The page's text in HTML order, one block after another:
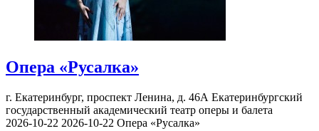
Опера «Русалка»
г. Екатеринбург, проспект Ленина, д. 46А Екатеринбургский
государственный академический театр оперы и балета
2026-10-22 2026-10-22 Опера «Русалка»